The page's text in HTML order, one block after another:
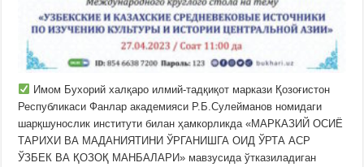
Имом Бухорий халқаро илмий-тадқиқот маркази Қозоғистон
Республикаси Фанлар академияси Р.Б.Сулейманов номидаги
шарқшунослик институти билан ҳамкорликда «МАРКАЗИЙ ОСИЁ
ТАРИХИ ВА МАДАНИЯТИНИ ЎРГАНИШГА ОИД ЎРТА АСР
ЎЗБЕК ВА ҚОЗОҚ МАНБАЛАРИ» мавзусида ўтказиладиган